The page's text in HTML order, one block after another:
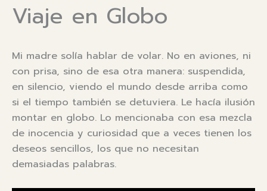
Viaje en Globo
Mi madre solía hablar de volar. No en aviones, ni
con prisa, sino de esa otra manera: suspendida,
en silencio, viendo el mundo desde arriba como
si el tiempo también se detuviera. Le hacía ilusión
montar en globo. Lo mencionaba con esa mezcla
de inocencia y curiosidad que a veces tienen los
deseos sencillos, los que no necesitan
demasiadas palabras.